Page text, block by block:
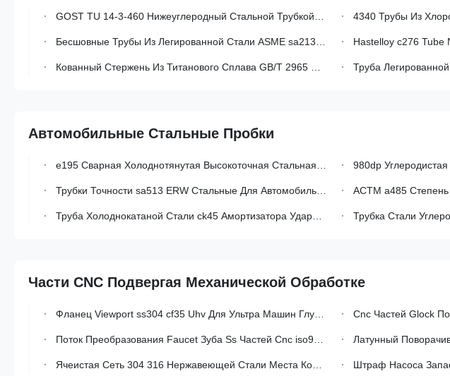
GOST TU 14-3-460 Нижеуглеродный Стальной Трубкой Из Сплава Для Высокого Давления Котла 4340 Трубы Из Хлоролированного Сплава
Бесшовные Трубы Из Легированной Стали ASME sa213 t11 Для Котлов И Теплообменников Hastelloy c276 Tube Nickel Alloy
Кованный Стержень Из Титанового Сплава GB/T 2965 С Высоким Соотношением Прочности И Веса И Коррозионной Стойкостью В Пользовательских Длинах Труба Легированной Стали
Автомобильные Стальные Пробки
e195 Сварная Холоднотянутая Высокоточная Стальная Труба Со Внешним Диаметром 30-325 Мм Для Автомобильных Деталей 980dp Углеродистая Сталь
Трубки Точности sa513 ERW Стальные Для Автомобильного Амортизатора Удара АСТМ а485 Степень 1 Бесшовная Стальная Труба С
Труба Холоднокатаной Стали ck45 Амортизатора Удара Безшовная stkm11a Трубка Стали Углерода JIS
Части CNC Подвергая Механической Обработке
Фланец Viewport ss304 cf35 Uhv Для Ультра Машин Глубокого Вакуума Cnc Частей Glock Подвергая CNC
Поток Преобразования Faucet Зуба Ss Частей Cnc iso9001 Подвергая Механической Обработке Внешний Точный Латунный Поворачивать Смеси Cnc
Ячеистая Сеть 304 316 Нержавеющей Стали Места Конструкции Яркая Ультра Точная Штраф Насоса Запасной Части Компрессора